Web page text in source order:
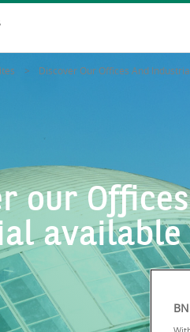
Discover Our Offices And
our
available